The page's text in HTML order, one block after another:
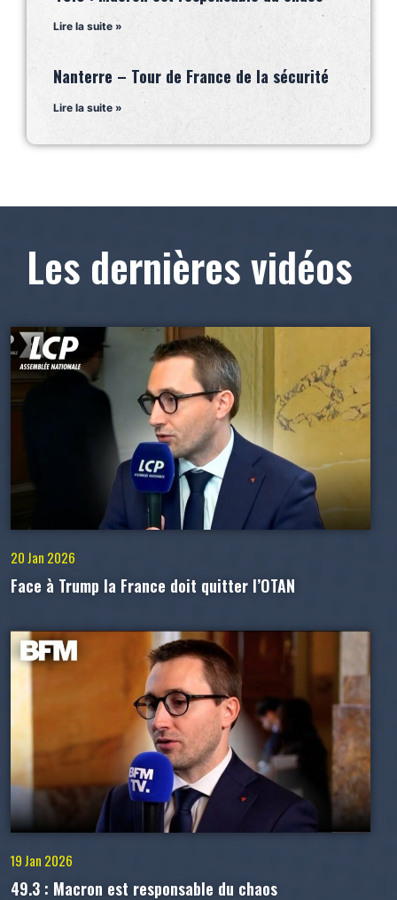
Lire la suite »
Nanterre – Tour de France de la sécurité
Lire la suite »
Les dernières vidéos
20 Jan 2026
Face à Trump la France doit quitter l’OTAN
19 Jan 2026
49.3 : Macron est responsable du chaos